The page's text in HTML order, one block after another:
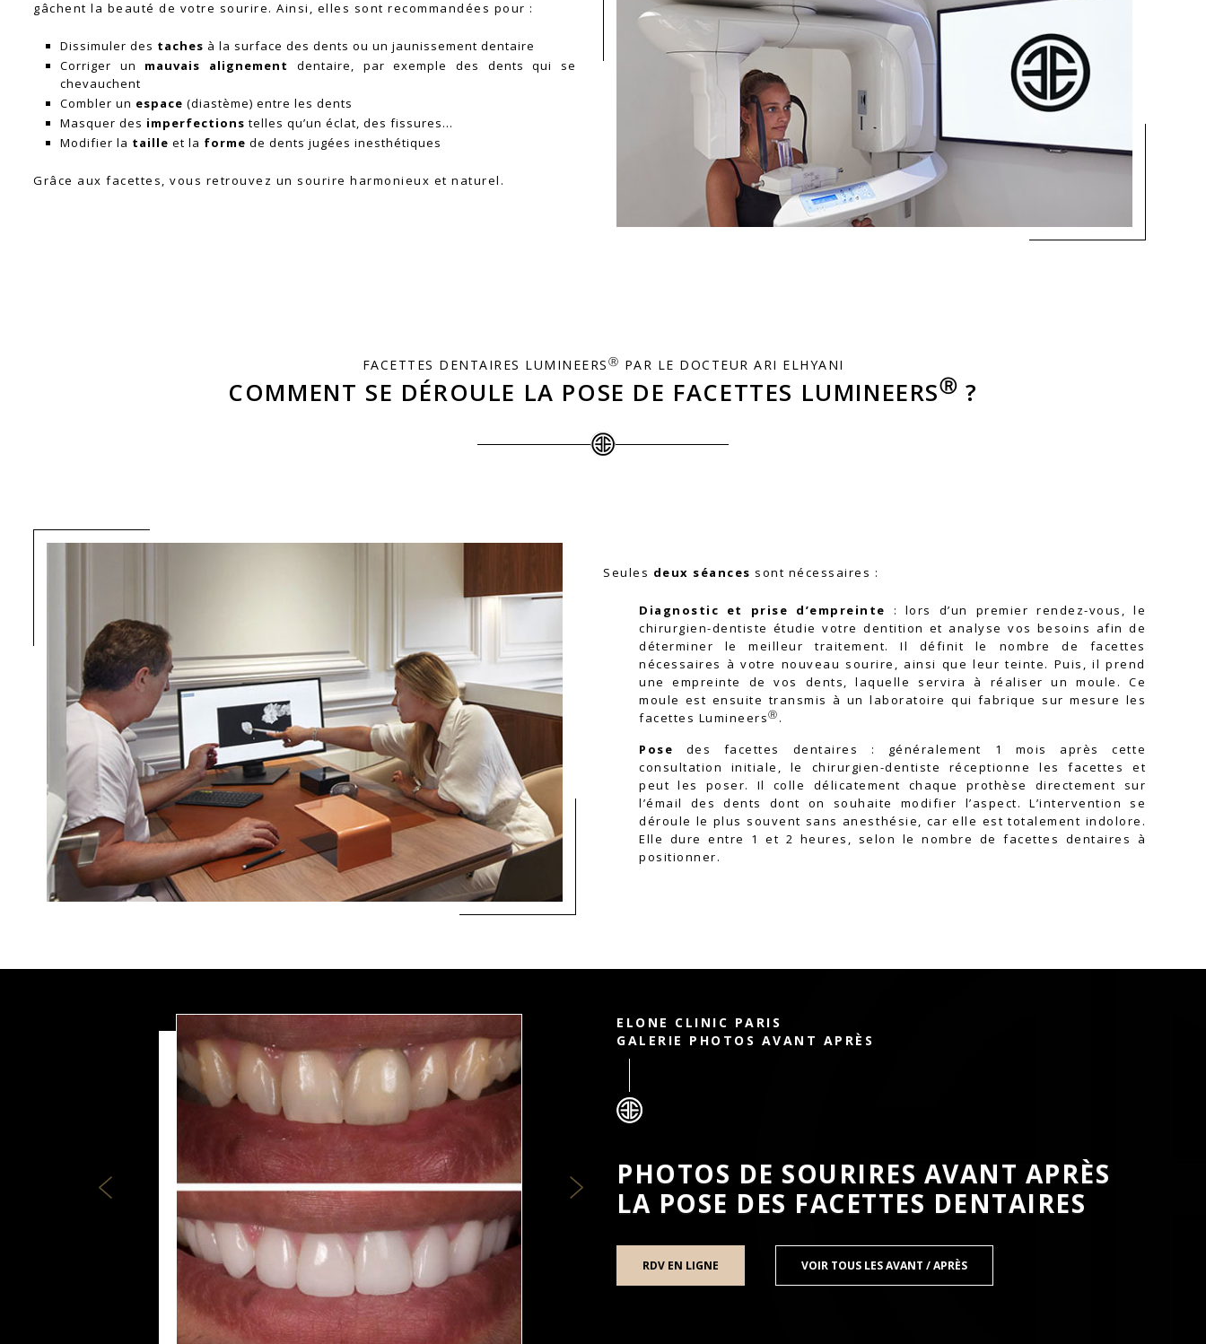
chevauchent
Masquer desimperfectionstelles qu’un éclat, des fissures…
Modifier latailleet la formede dents jugées inesthétiques
Grâce aux facettes, vous retrouvez un sourire harmonieux et naturel.
déterminer le meilleur traitement. Il définit le nombre de facettes
une empreinte de vos dents, laquelle servira à réaliser un moule. Ce
moule est ensuite transmis à un laboratoire qui fabrique sur mesure les
facettes Lumineers Ⓡ .
des facettes dentaires : généralement 1 mois après cette
consultation initiale, le chirurgien-dentiste réceptionne les facettes et
peut les poser. Il colle délicatement chaque prothèse directement sur
déroule le plus souvent sans anesthésie, car elle est totalement indolore.
Elle dure entre 1 et 2 heures, selon le nombre de facettes dentaires à
positionner.
GALERIE PHOTOS AVANT APRÈS
PHOTOS DE SOURIRES AVANT APRÈS
LA POSE DES FACETTES DENTAIRES
RDV EN LIGNE VOIR TOUS LES AVANT / APRÈS
FACETTES DENTAIRES LUMINEERS